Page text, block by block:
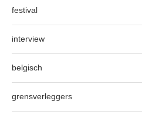
festival
interview
belgisch
grensverleggers